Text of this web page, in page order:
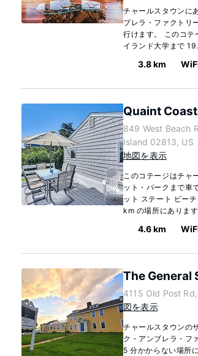
チャールスタウンに
ブレラ・ファクトリ
行けます。 このコ
イランド大学まで
3.8 km
Quaint
849 West Beach
Island 02813, US
地図を表示
このコテージはチャ
ット・パークまで車
ット ステート ビー
km の場所にありま
4.6 km
The General
4115 Old Post
図を表示
チャールスタウンの
ク・アンブレラ・フ
5 分かからない場所